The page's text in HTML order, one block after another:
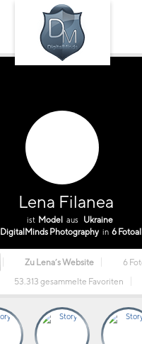
Lena Filanea
ist Model aus Ukraine
DigitalMinds Photography in 6
Zu Lena’s Website
6
53.313 gesammelte Favoriten